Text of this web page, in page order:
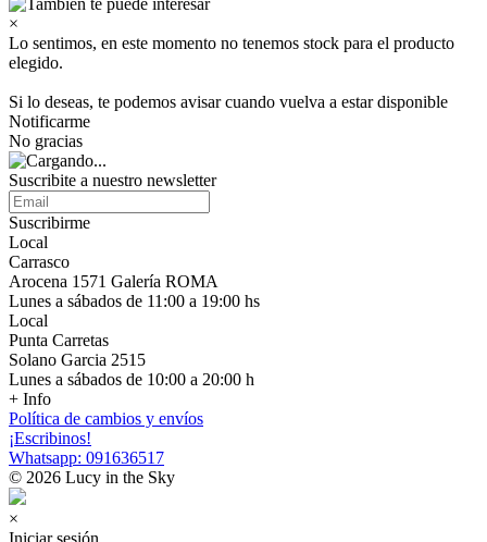
×
Lo sentimos, en este momento no tenemos stock para el producto
elegido.
Si lo deseas, te podemos avisar cuando vuelva a estar disponible
Notificarme
No gracias
Suscribite a nuestro newsletter
Suscribirme
Local
Carrasco
Arocena 1571 Galería ROMA
Lunes a sábados de 11:00 a 19:00 hs
Local
Punta Carretas
Solano Garcia 2515
Lunes a sábados de 10:00 a 20:00 h
+ Info
Política de cambios y envíos
¡Escribinos!
Whatsapp: 091636517
© 2026 Lucy in the Sky
×
Iniciar sesión